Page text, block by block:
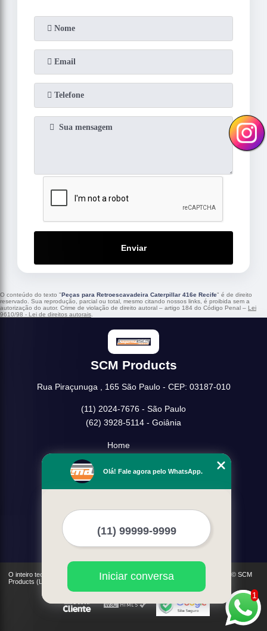
Enviar
O conteúdo do texto "Peças para Retroescavadeira Caterpillar 416e Recife" é de direito
reservado. Sua reprodução, parcial ou total, mesmo citando nossos links, é proibida sem a
autorização do autor. Crime de violação de direito autoral – artigo 184 do Código Penal – Lei
9610/98 - Lei de direitos autorais.
SCM Products
Rua Piraçunuga , 165 São Paulo - CEP: 03187-010
(11) 2024-7676 - São Paulo
(62) 3928-5114 - Goiânia
Home
Missão
Mais Serviços
O inteiro teor deste site está sujeito à proteção de direitos autorais. Copyright© SCM
Products (Lei 9610 de 19/02/1998)
1
Olá! Fale agora pelo WhatsApp.
Iniciar conversa